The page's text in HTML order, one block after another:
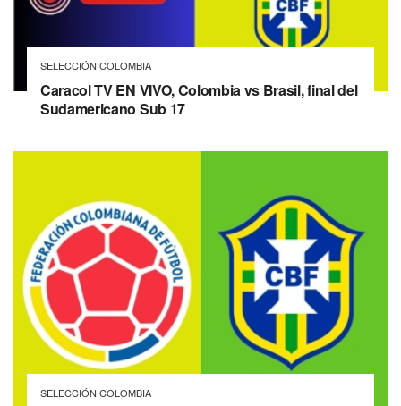
SELECCIÓN COLOMBIA
Caracol TV EN VIVO, Colombia vs Brasil, final del
Sudamericano Sub 17
SELECCIÓN COLOMBIA